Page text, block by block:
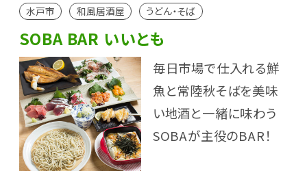
水戸市 和風居酒屋 うどん・そば
SOBA BAR いいとも
毎日市場で仕入れる鮮
魚と常陸秋そばを美味
い地酒と一緒に味わう
SOBAが主役のBAR！